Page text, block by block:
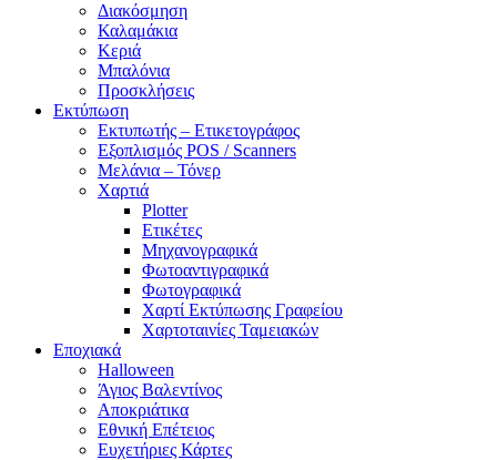
Διακόσμηση
Καλαμάκια
Κεριά
Μπαλόνια
Προσκλήσεις
Εκτύπωση
Εκτυπωτής – Ετικετογράφος
Εξοπλισμός POS / Scanners
Μελάνια – Τόνερ
Χαρτιά
Plotter
Ετικέτες
Μηχανογραφικά
Φωτοαντιγραφικά
Φωτογραφικά
Χαρτί Εκτύπωσης Γραφείου
Χαρτοταινίες Ταμειακών
Εποχιακά
Halloween
Άγιος Βαλεντίνος
Αποκριάτικα
Εθνική Επέτειος
Ευχετήριες Κάρτες